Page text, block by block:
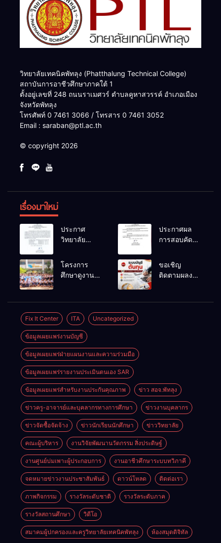
วิทยาลัยเทคนิคพัทลุง (Phatthalung Technical College)
สถาบันการอาชีวศึกษาภาคใต้ 1
ตั้งอยู่เลขที่ 248 ถนนราเมศวร์ ตำบลคูหาสวรรค์ อำเภอเมือง
จังหวัดพัทลุง
โทรศัพท์ 0 7461 3066 / โทรสาร 0 7461 3052
Email : saraban@ptl.ac.th
© copyright 2026
เรื่องมาใหม่
ประกาศ
วิทยาลัย
เรื่อง ประกาศ
ผลการ
พิจารณาแผน
โครงการ
พัฒนา
ศักยภาพผู้
เรียน
อาชีวศึกษาใน
การเป็นผู้
ประกอบการ
ประจำปีการ
ศึกษา 2569
ประกาศผล
การสอบคัด
ลูกจ้าง
ชั่วคราว
รถยนต์
โครงการ
ศึกษาดูงาน
ปวช.๑ แผนก
วิชา
เทคโนโลยี
ธุรกิจดิจิทัล
ขอเชิญ
ติดตามผลงาน
Fix It Center ITA Uncategorized
ข้อมูลเผยแพร่งานบัญชี
ข้อมูลเผยแพร่ฝ่ายแผนงานและความร่วมมือ
ข้อมูลเผยแพร่รายงานประเมินตนเอง SAR
ข้อมูลเผยแพร่สำหรับงานประกันคุณภาพ ข่าว สอจ.พัทลุง
ข่าวครู-อาจารย์และบุคลากรทางการศึกษา ข่าวงานบุคลากร
ข่าวจัดซื้อจัดจ้าง ข่าวนักเรียนนักศึกษา ข่าววิทยาลัย
คณะผู้บริหาร งานวิจัยพัฒนานวัตกรรม สิ่งประดิษฐ์
งานศูนย์บ่มเพาะผู้ประกอบการ งานอาชีวศึกษาระบบทวิภาคี
จดหมายข่าวงานประชาสัมพันธ์ ดาวน์โหลด ติดต่อเรา
ภาพกิจกรรม รางวัลระดับชาติ รางวัลระดับภาค
รางวัลสถานศึกษา วิดีโอ
สมาคมผู้ปกครองและครูวิทยาลัยเทคนิคพัทลุง ห้องสมุดดิจิทัล